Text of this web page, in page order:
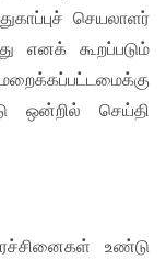
செயலாளர்
எனக் கூறப்படும்
ஒன்றில் செய்தி
உண்டு